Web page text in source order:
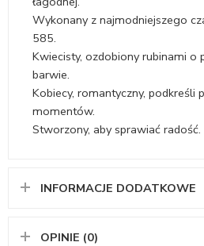
Wykonany z najmodniejszego
585.
Kwiecisty, ozdobiony rubinami o
barwie.
Kobiecy, romantyczny, podkreśli
momentów.
Stworzony, aby sprawiać radość.
INFORMACJE DODATKOWE
OPINIE (0)